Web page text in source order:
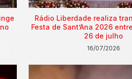
Rádio Liberdade realiza
Festa de Sant’Ana 2026
26 de julho
16/07/2026